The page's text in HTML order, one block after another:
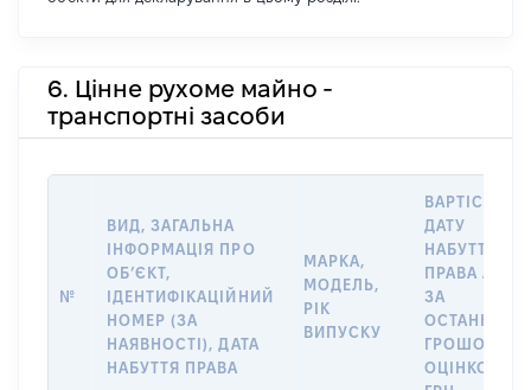
6. Цінне рухоме майно -
транспортні засоби
№
ВИД, ЗАГАЛЬНА
ІНФОРМАЦІЯ ПРО
ОБʼЄКТ,
ІДЕНТИФІКАЦІЙНИЙ
НОМЕР (ЗА
НАЯВНОСТІ), ДАТА
НАБУТТЯ ПРАВА
МАРКА,
МОДЕЛЬ,
РІК
ВИПУСКУ
ВАРТІСТЬ НА
ДАТУ
НАБУТТЯ
ПРАВА АБО
ЗА
ГРОШОВОЮ
ОЦІНКОЮ,